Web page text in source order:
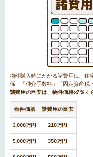
物件購入時にかかる諸費用は、住
係」「仲介手数料」「固定資産税
諸費用の目安は、物件価格×7％ く
物件価格 諸費用の目安
3,000万円 210万円
5,000万円 350万円